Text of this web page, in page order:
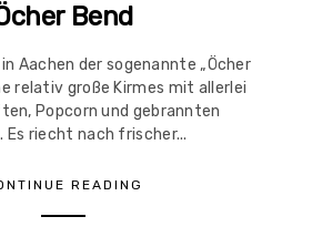
Bend
Aachen der sogenannte „Öcher
relativ große Kirmes mit allerlei
Popcorn und gebrannten
Es riecht nach frischer...
READING